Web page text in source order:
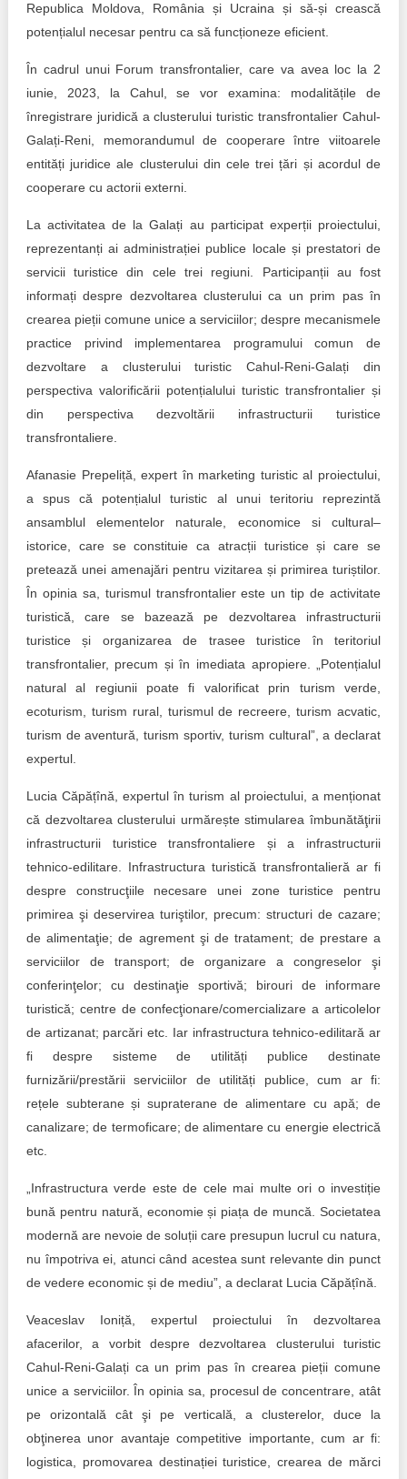
Republica Moldova, România și Ucraina și să-și crească
potențialul necesar pentru ca să funcționeze eficient.
În cadrul unui Forum transfrontalier, care va avea loc la 2
iunie, 2023, la Cahul, se vor examina: modalitățile de
înregistrare juridică a clusterului turistic transfrontalier Cahul-
Galați-Reni, memorandumul de cooperare între viitoarele
entități juridice ale clusterului din cele trei țări și acordul de
cooperare cu actorii externi.
La activitatea de la Galați au participat experții proiectului,
reprezentanți ai administrației publice locale și prestatori de
servicii turistice din cele trei regiuni. Participanții au fost
informați despre dezvoltarea clusterului ca un prim pas în
crearea pieții comune unice a serviciilor; despre mecanismele
practice privind implementarea programului comun de
dezvoltare a clusterului turistic Cahul-Reni-Galați din
perspectiva valorificării potențialului turistic transfrontalier și
din perspectiva dezvoltării infrastructurii turistice
transfrontaliere.
Afanasie Prepeliță, expert în marketing turistic al proiectului,
a spus că potențialul turistic al unui teritoriu reprezintă
ansamblul elementelor naturale, economice si cultural–
istorice, care se constituie ca atracții turistice și care se
pretează unei amenajări pentru vizitarea și primirea turiștilor.
În opinia sa, turismul transfrontalier este un tip de activitate
turistică, care se bazează pe dezvoltarea infrastructurii
turistice și organizarea de trasee turistice în teritoriul
transfrontalier, precum și în imediata apropiere. „Potențialul
natural al regiunii poate fi valorificat prin turism verde,
ecoturism, turism rural, turismul de recreere, turism acvatic,
turism de aventură, turism sportiv, turism cultural”, a declarat
expertul.
Lucia Căpățînă, expertul în turism al proiectului, a menționat
că dezvoltarea clusterului urmărește stimularea îmbunătăţirii
infrastructurii turistice transfrontaliere și a infrastructurii
tehnico-edilitare. Infrastructura turistică transfrontalieră ar fi
despre construcţiile necesare unei zone turistice pentru
primirea şi deservirea turiştilor, precum: structuri de cazare;
de alimentaţie; de agrement şi de tratament; de prestare a
serviciilor de transport; de organizare a congreselor şi
conferinţelor; cu destinaţie sportivă; birouri de informare
turistică; centre de confecţionare/comercializare a articolelor
de artizanat; parcări etc. Iar infrastructura tehnico-edilitară ar
fi despre sisteme de utilități publice destinate
furnizării/prestării serviciilor de utilități publice, cum ar fi:
rețele subterane și supraterane de alimentare cu apă; de
canalizare; de termoficare; de alimentare cu energie electrică
etc.
„Infrastructura verde este de cele mai multe ori o investiție
bună pentru natură, economie și piața de muncă. Societatea
modernă are nevoie de soluții care presupun lucrul cu natura,
nu împotriva ei, atunci când acestea sunt relevante din punct
de vedere economic și de mediu”, a declarat Lucia Căpățînă.
Veaceslav Ioniță, expertul proiectului în dezvoltarea
afacerilor, a vorbit despre dezvoltarea clusterului turistic
Cahul-Reni-Galați ca un prim pas în crearea pieții comune
unice a serviciilor. În opinia sa, procesul de concentrare, atât
pe orizontală cât şi pe verticală, a clusterelor, duce la
obţinerea unor avantaje competitive importante, cum ar fi:
logistica, promovarea destinației turistice, crearea de mărci